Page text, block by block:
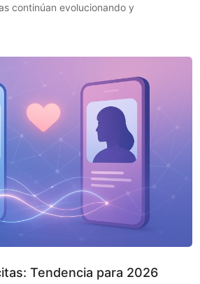
continúan evolucionando y
Tendencia para 2026